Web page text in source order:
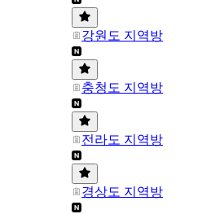
강원도 지역방
충청도 지역방
전라도 지역방
경상도 지역방